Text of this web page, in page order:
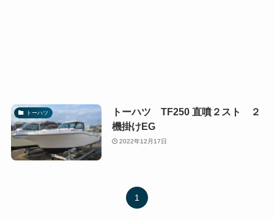
トーハツ
トーハツ TF250 直噴２スト ２
機掛けEG
2022年12月17日
1